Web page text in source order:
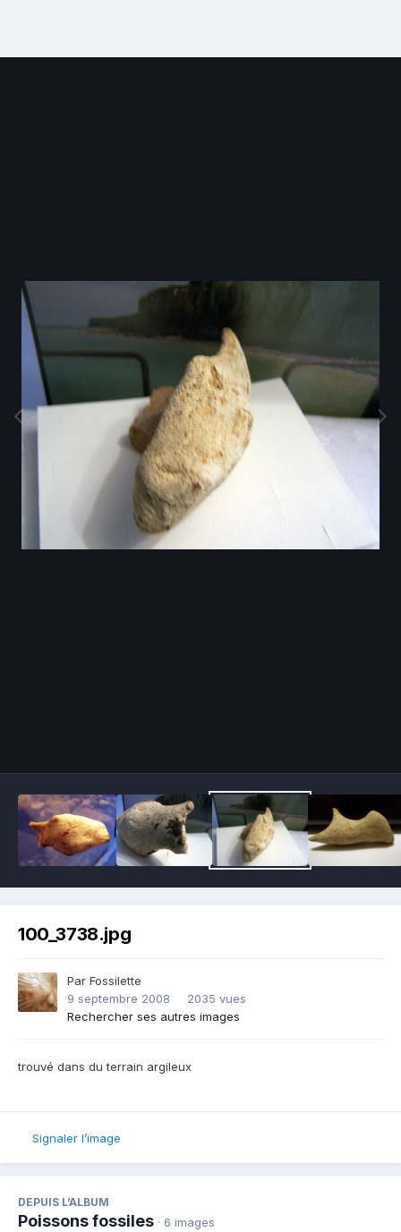
100_3738.jpg
Par Fossilette
9 septembre 2008
2035 vues
Rechercher ses autres images
trouvé dans du terrain argileux
Signaler l’image
DEPUIS L’ALBUM
Poissons fossiles · 6 images